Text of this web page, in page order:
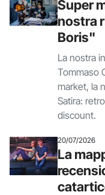
Super
nostra
Boris"
La nostra
Tommaso
market, la
Satira:
discount.
20/07/2026
La